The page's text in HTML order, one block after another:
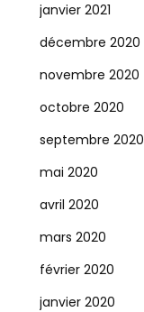
janvier 2021
décembre 2020
novembre 2020
octobre 2020
septembre 2020
mai 2020
avril 2020
mars 2020
février 2020
janvier 2020